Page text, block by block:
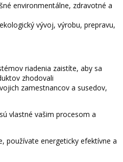
environmentálne, zdravotné a
vývoj, výrobu, prepravu,
riadenia zaistíte, aby sa
zhodovali
zamestnancov a susedov,
vlastné vašim procesom a
používate energeticky efektívne a